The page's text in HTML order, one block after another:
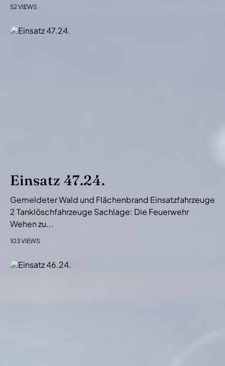
52 VIEWS
Einsatz 47.24.
Gemeldeter Wald und Flächenbrand Einsatzfahrzeuge
2 Tanklöschfahrzeuge Sachlage: Die Feuerwehr
Wehen zu...
103 VIEWS